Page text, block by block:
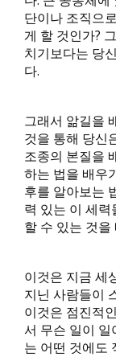
단이나 조직으
게 할 것인가?
치기보다는 당
다.
그래서 앎길을
것을 통해 당신
조종의 본질을
하는 법을 배우
후를 알아보는
력 있는 이 세
할 수 있는 것을
이것은 지금 세
지닌 사람들이
이것은 점진적
서 무슨 일이 일
는 어떤 것에도